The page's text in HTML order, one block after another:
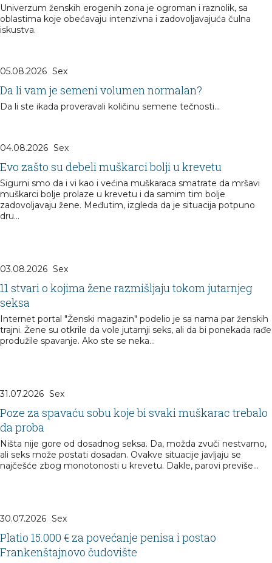
Univerzum ženskih erogenih zona je ogroman i raznolik, sa
oblastima koje obećavaju intenzivna i zadovoljavajuća čulna
iskustva.
05.08.2026 Sex
Da li vam je semeni volumen normalan?
Da li ste ikada proveravali količinu semene tečnosti...
04.08.2026 Sex
Evo zašto su debeli muškarci bolji u krevetu
Sigurni smo da i vi kao i većina muškaraca smatrate da mršavi
muškarci bolje prolaze u krevetu i da samim tim bolje
zadovoljavaju žene. Međutim, izgleda da je situacija potpuno
dru...
03.08.2026 Sex
11 stvari o kojima žene razmišljaju tokom jutarnjeg
seksa
Internet portal "Ženski magazin" podelio je sa nama par ženskih
trajni. Žene su otkrile da vole jutarnji seks, ali da bi ponekada rađe
produžile spavanje. Ako ste se neka...
31.07.2026 Sex
Poze za spavaću sobu koje bi svaki muškarac trebalo
da proba
Ništa nije gore od dosadnog seksa. Da, možda zvuči nestvarno,
ali seks može postati dosadan. Ovakve situacije javljaju se
najčešće zbog monotonosti u krevetu. Dakle, parovi previše...
30.07.2026 Sex
Platio 15.000 € za povećanje penisa i postao
Frankenštajnovo čudovište